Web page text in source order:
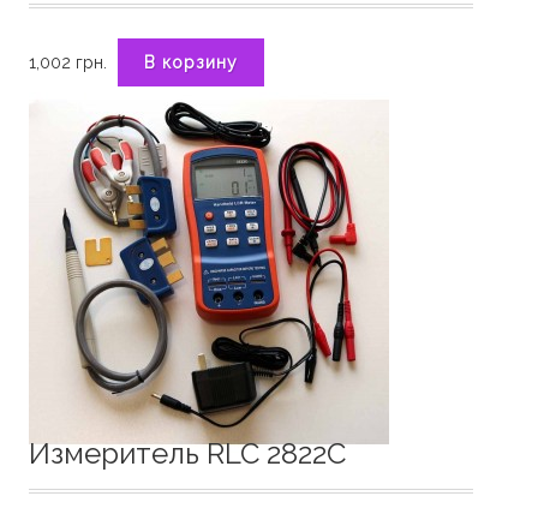
1,002 грн. В корзину
Измеритель RLC 2822C